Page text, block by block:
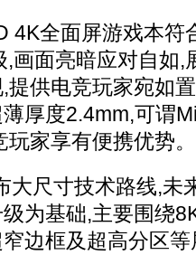
4K全面屏游戏本符
画面亮暗应对自如,
提供电竞玩家宛如
厚度2.4mm,可谓
家享有便携优势。
大尺寸技术路线,未
为基础,主要围绕
边框及超高分区